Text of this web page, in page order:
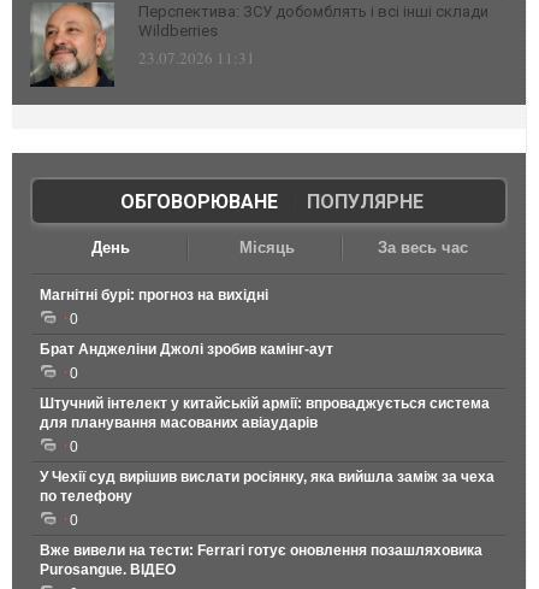
Перспектива: ЗСУ добомблять і всі інші склади
Wildberries
23.07.2026 11:31
ОБГОВОРЮВАНЕ| ПОПУЛЯРНЕ
День Місяць За весь час
Магнітні бурі: прогноз на вихідні
0
Брат Анджеліни Джолі зробив камінг-аут
0
Штучний інтелект у китайській армії: впроваджується система
для планування масованих авіаударів
0
У Чехії суд вирішив вислати росіянку, яка вийшла заміж за чеха
по телефону
0
Вже вивели на тести: Ferrari готує оновлення позашляховика
Purosangue. ВІДЕО